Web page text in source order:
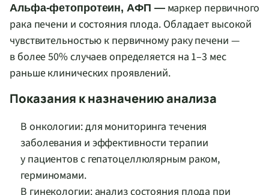
Альфа-фетопротеин, АФП —маркер первичного
рака печени и состояния плода. Обладает высокой
чувствительностью к первичному раку печени —
в более 50% случаев определяется на 1–3 мес
раньше клинических проявлений.
Показания к назначению анализа
В онкологии: для мониторинга течения
заболевания и эффективности терапии
у пациентов с гепатоцеллюлярным раком,
герминомами.
В гинекологии: анализ состояния плода при